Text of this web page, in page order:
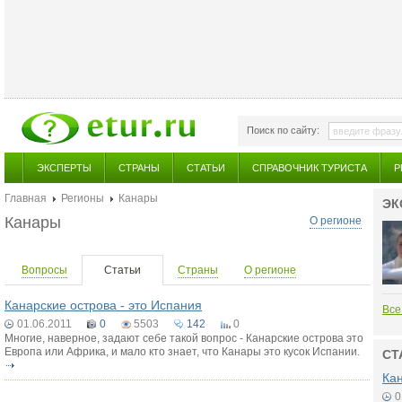
Поиск по сайту:
ЭКСПЕРТЫ СТРАНЫ СТАТЬИ СПРАВОЧНИК ТУРИСТА
Главная Регионы
Канары
О регионе
Канары
Вопросы Статьи Страны О регионе
Канарские острова - это Испания
01.06.2011 0 5503 142
0
Многие, наверное, задают себе такой вопрос - Канарские острова это
Европа или Африка, и мало кто знает, что Канары это кусок Испании.